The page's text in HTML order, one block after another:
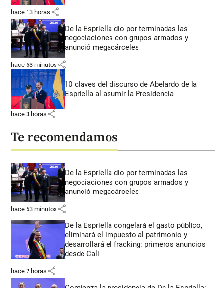
hace 13 horas share
De la Espriella dio por terminadas las
negociaciones con grupos armados y
anunció megacárceles
hace 53 minutos share
10 claves del discurso de Abelardo de la
Espriella al asumir la Presidencia
hace 3 horas share
Te recomendamos
De la Espriella dio por terminadas las
negociaciones con grupos armados y
anunció megacárceles
hace 53 minutos share
De la Espriella congelará el gasto público,
eliminará el impuesto al patrimonio y
desarrollará el fracking: primeros anuncios
desde Cali
hace 2 horas share